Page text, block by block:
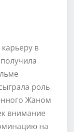
в
роль
Жаном
внимание
на